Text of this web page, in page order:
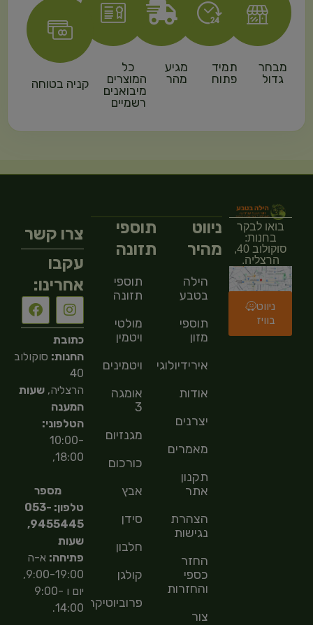
מבחר
גדול
תמיד
פתוח
מגיע
מהר
כל
המוצרים
מיבואנים
רשמיים
קניה בטוחה
בואו לבקר
בחנות:
סוקולוב 40,
הרצליה.
ניווט
בוויז
ניווט
מהיר
הילה
בטבע
תוספי
מזון
אירידיולוגיה
אודות
יצרנים
מאמרים
תקנון
אתר
הצהרת
נגישות
החזר
כספי
והחזרות
צור
תוספי
תזונה
תוספי
תזונה
מולטי
ויטמין
ויטמינים
אומגה
3
מגנזיום
כורכום
אבץ
סידן
חלבון
קולגן
פרוביוטיקה
צרו קשר
עקבו
אחרינו:
כתובת
החנות: סוקולוב
40
הרצליה,שעות
המענה
הטלפוני:
10:00-
18:00,
מספר
טלפון: 053-
9455445,
שעות
פתיחה: א-ה
9:00-19:00,
יום ו 9:00-
14:00.